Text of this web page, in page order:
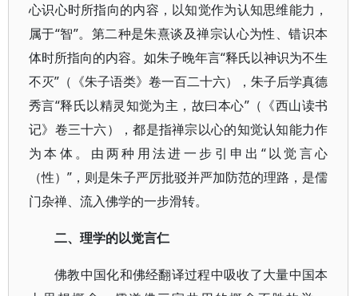
心识心时所指向的内容，以知觉作为认知思维能力，
属于“智”。第二种是朱熹谈及禅宗认心为性、错识本
体时所指向的内容。如朱子晚年言“释氏以神识为不生
不灭”（《朱子语类》卷一百二十六），朱子后学真德
秀言“释氏以精灵知觉为主，故曰本心”（《西山读书
记》卷三十六），都是指禅宗以心的知觉认知能力作
为本体。由两种用法进一步引申出“以觉言心
（性）”，则是朱子严厉批驳并严加防范的理路，是儒
门杂禅、流入佛学的一步滑转。
二、理学的以觉言仁
佛教中国化和佛经翻译过程中吸收了大量中国本